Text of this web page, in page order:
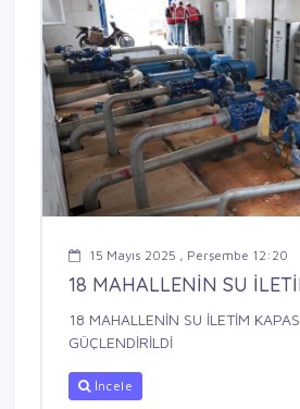
15 Mayıs 2025 , Perşembe 12:20
18 MAHALLENİN SU
18 MAHALLENİN SU İLETİM
GÜÇLENDİRİLDİ
İncele